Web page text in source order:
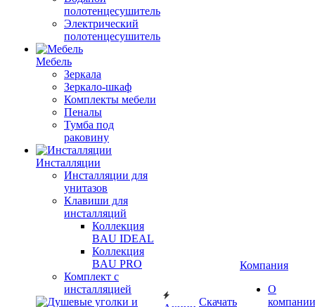
полотенцесушитель
Электрический
полотенцесушитель
Мебель
Зеркала
Зеркало-шкаф
Комплекты мебели
Пеналы
Тумба под
раковину
Инсталляции
Инсталляции для
унитазов
Клавиши для
инсталляций
Коллекция
BAU IDEAL
Коллекция
BAU PRO
Комплект с
инсталляцией
Скачать
Компания
О
компании